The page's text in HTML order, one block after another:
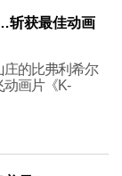
斩获最佳动画
庄的比弗利希尔
动画片《K-